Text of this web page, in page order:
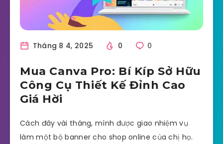
Tháng 8 4, 2025 0 0
Mua Canva Pro: Bí Kíp Sở Hữu
Công Cụ Thiết Kế Đỉnh Cao
Giá Hời
Cách đây vài tháng, mình được giao nhiệm vụ
làm một bộ banner cho shop online của chị họ.